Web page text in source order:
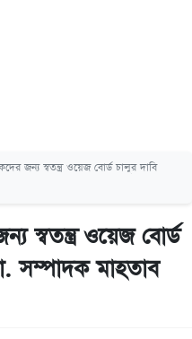
জন্য স্বতন্ত্র ওয়েজ বোর্ড চালুর দাবি
স্বতন্ত্র ওয়েজ বোর্ড
সম্পাদক মাহতাব